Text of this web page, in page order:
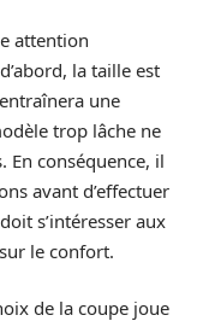
attention
la taille est
une
trop lâche ne
En conséquence, il
avant d’effectuer
s’intéresser aux
le confort.
de la coupe joue